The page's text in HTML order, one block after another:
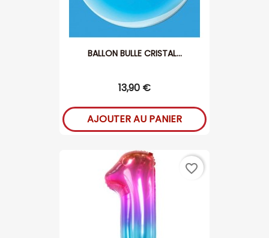
BALLON BULLE CRISTAL...
13,90 €
AJOUTER AU PANIER
favorite_border